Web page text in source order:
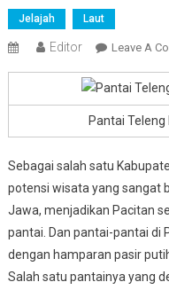
Jelajah Laut
Editor Leave A
Pantai Teleng
Sebagai salah satu
potensi wisata yang sangat
Jawa, menjadikan Pacitan
pantai. Dan pantai-pantai di
dengan hamparan pasir
Salah satu pantainya yang